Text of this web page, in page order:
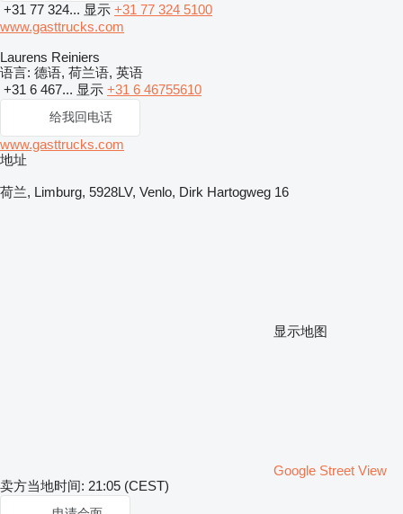
+31 77 324... 显示 +31 77 324 5100
www.gasttrucks.com
Laurens Reiniers
语言: 德语, 荷兰语, 英语
+31 6 467... 显示 +31 6 46755610
给我回电话
www.gasttrucks.com
地址
荷兰, Limburg, 5928LV, Venlo, Dirk Hartogweg 16
显示地图
Google Street View
卖方当地时间: 21:05 (CEST)